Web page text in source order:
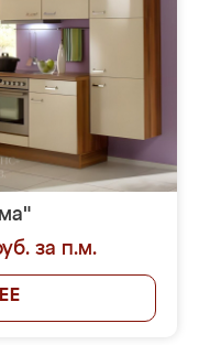
за п.м.